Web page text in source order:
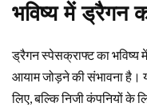
भविष्य में ड्रैगन
ड्रैगन स्पेसक्राफ्ट का भविष्य
आयाम जोड़ने की संभावना है।
लिए, बल्कि निजी कंपनियों के